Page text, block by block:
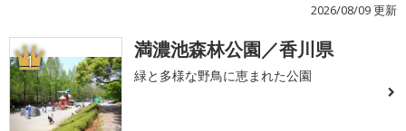
2026/08/09 更新
1 満濃池森林公園／香川県
緑と多様な野鳥に恵まれた公園